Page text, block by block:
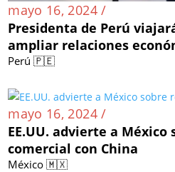
mayo 16, 2024 /
Presidenta de Perú
ampliar relaciones
Perú 🇵🇪
mayo 16, 2024 /
EE.UU. advierte a México
comercial con China
México 🇲🇽